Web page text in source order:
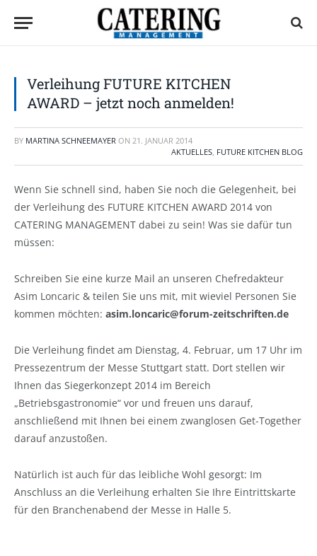
Verleihung FUTURE KITCHEN
AWARD – jetzt noch anmelden!
BY MARTINA SCHNEEMAYER ON 21. JANUAR 2014
AKTUELLES, FUTURE KITCHEN BLOG
Wenn Sie schnell sind, haben Sie noch die Gelegenheit, bei
der Verleihung des FUTURE KITCHEN AWARD 2014 von
CATERING MANAGEMENT dabei zu sein! Was sie dafür tun
müssen:
Schreiben Sie eine kurze Mail an unseren Chefredakteur
Asim Loncaric & teilen Sie uns mit, mit wieviel Personen Sie
kommen möchten: asim.loncaric@forum-zeitschriften.de
Die Verleihung findet am Dienstag, 4. Februar, um 17 Uhr im
Pressezentrum der Messe Stuttgart statt. Dort stellen wir
Ihnen das Siegerkonzept 2014 im Bereich
„Betriebsgastronomie“ vor und freuen uns darauf,
anschließend mit Ihnen bei einem zwanglosen Get-Together
darauf anzustoßen.
Natürlich ist auch für das leibliche Wohl gesorgt: Im
Anschluss an die Verleihung erhalten Sie Ihre Eintrittskarte
für den Branchenabend der Messe in Halle 5.